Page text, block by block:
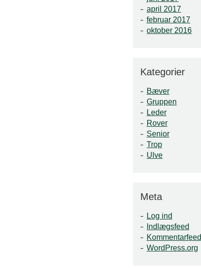
april 2017
februar 2017
oktober 2016
Kategorier
Bæver
Gruppen
Leder
Rover
Senior
Trop
Ulve
Meta
Log ind
Indlægsfeed
Kommentarfeed
WordPress.org